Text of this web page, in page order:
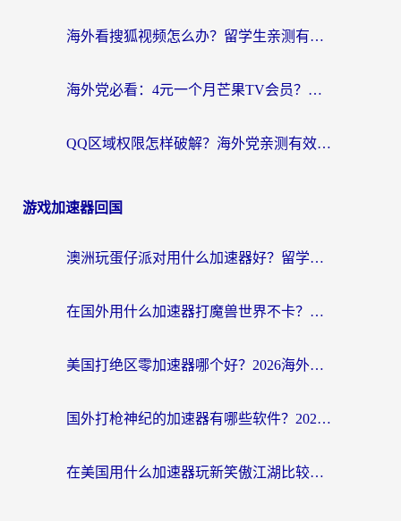
海外看搜狐视频怎么办？留学生亲测有效的回国加速器选择指南
海外党必看：4元一个月芒果TV会员？选对回国加速器就能实现！
QQ区域权限怎样破解？海外党亲测有效的回国加速方案（附看剧看电影神器推荐）
游戏加速器回国
澳洲玩蛋仔派对用什么加速器好？留学生亲测有效的国服游戏加速指南
在国外用什么加速器打魔兽世界不卡？海外党国服游戏流畅指南
美国打绝区零加速器哪个好？2026海外玩家实测指南（附英国部落冲突梦幻西游加速技巧）
国外打枪神纪的加速器有哪些软件？2026海外玩家亲测实用指南
在美国用什么加速器玩新笑傲江湖比较好一点？海外玩家亲测的靠谱方案